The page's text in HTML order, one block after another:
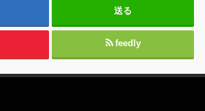
送る
feedly